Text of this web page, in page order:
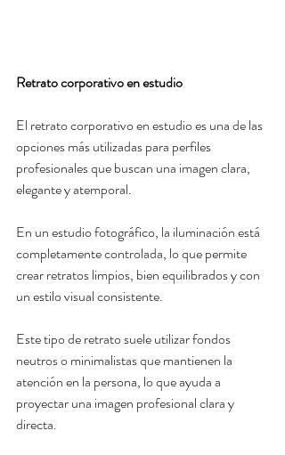
Retrato corporativo en estudio
El retrato corporativo en estudio es una de las
opciones más utilizadas para perfiles
profesionales que buscan una imagen clara,
elegante y atemporal.
En un estudio fotográfico, la iluminación está
completamente controlada, lo que permite
crear retratos limpios, bien equilibrados y con
un estilo visual consistente.
Este tipo de retrato suele utilizar fondos
neutros o minimalistas que mantienen la
atención en la persona, lo que ayuda a
proyectar una imagen profesional clara y
directa.